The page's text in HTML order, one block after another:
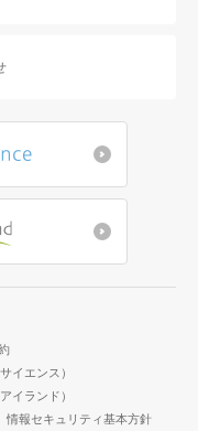
イエンス）
イランド）
情報セキュリティ基本方針